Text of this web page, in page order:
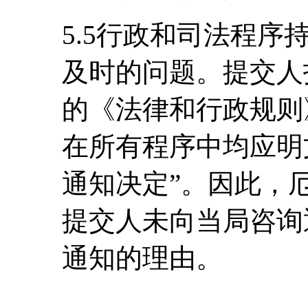
5.5行政和司法程序
及时的问题。提交
的《法律和行政规
在所有程序中均应
通知决定”。因此，
提交人未向当局咨
通知的理由。